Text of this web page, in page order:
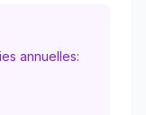
annuelles: